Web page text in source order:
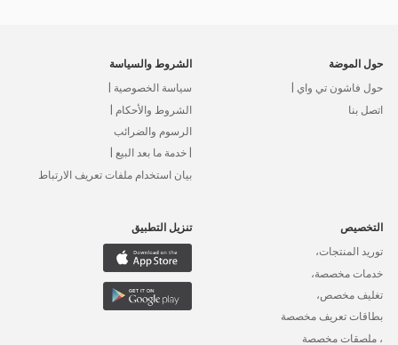
حول الموضة
حول فاشون تي واي |
اتصل بنا
الشروط والسياسة
سياسة الخصوصية |
الشروط والأحكام |
الرسوم والضرائب
| خدمة ما بعد البيع |
بيان استخدام ملفات تعريف الارتباط
التخصيص
توريد المنتجات،
خدمات مخصصة،
تغليف مخصص،
بطاقات تعريف مخصصة
، ملصقات مخصصة
تنزيل التطبيق